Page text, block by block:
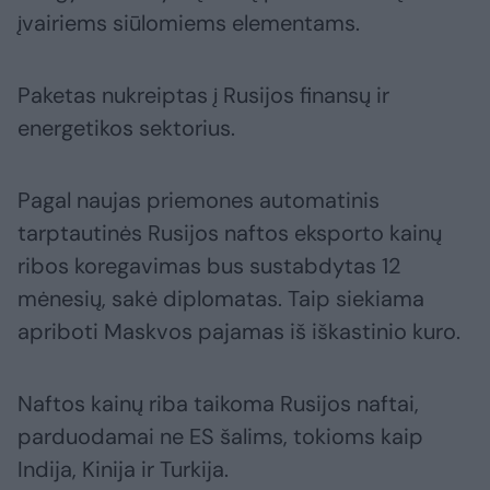
įvairiems siūlomiems elementams.
Paketas nukreiptas į Rusijos finansų ir
energetikos sektorius.
Pagal naujas priemones automatinis
tarptautinės Rusijos naftos eksporto kainų
ribos koregavimas bus sustabdytas 12
mėnesių, sakė diplomatas. Taip siekiama
apriboti Maskvos pajamas iš iškastinio kuro.
Naftos kainų riba taikoma Rusijos naftai,
parduodamai ne ES šalims, tokioms kaip
Indija, Kinija ir Turkija.